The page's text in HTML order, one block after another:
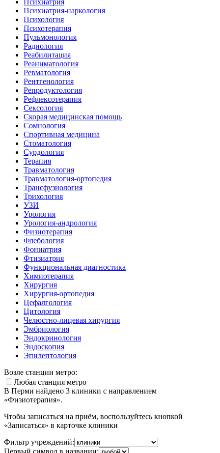
Психиатрия-наркология
Психология
Психотерапия
Пульмонология
Радиология
Реабилитация
Реаниматология
Ревматология
Рентгенология
Репродуктология
Рефлексотерапия
Сексология
Скорая медицинская помощь
Сомнология
Спортивная медицина
Стоматология
Сурдология
Терапия
Травматология
Травматология-ортопедия
Трансфузиология
Трихология
УЗИ
Урология
Урология-андрология
Физиотерапия
Флебология
Фониатрия
Фтизиатрия
Функциональная диагностика
Химиотерапия
Хирургия
Хирургия-ортопедия
Цефалгология
Цитология
Челюстно-лицевая хирургия
Эмбриология
Эндокринология
Эндоскопия
Эпилептология
Возле станции метро:
Любая станция метро
В Перми найдено 3 клиники с направлением
«Физиотерапия».
Чтобы записаться на приём, воспользуйтесь кнопкой
«Записаться» в карточке клиники
Фильтр учреждений:
Первый символ в названии: